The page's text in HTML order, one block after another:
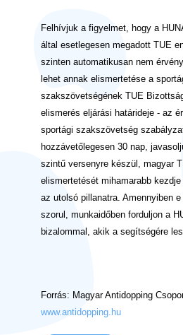
Felhívjuk a figyelmet, hogy a
által esetlegesen megadott TUE
szinten automatikusan nem
lehet annak elismertetése a
szakszövetségének TUE
elismerés eljárási határideje - az
sportági szakszövetség
hozzávetőlegesen 30 nap,
szintű versenyre készül, magyar
elismertetését mihamarabb
az utolsó pillanatra. Amennyiben
szorul, munkaidőben forduljon a
bizalommal, akik a segítségére
Forrás: Magyar Antidopping
www.antidopping.hu